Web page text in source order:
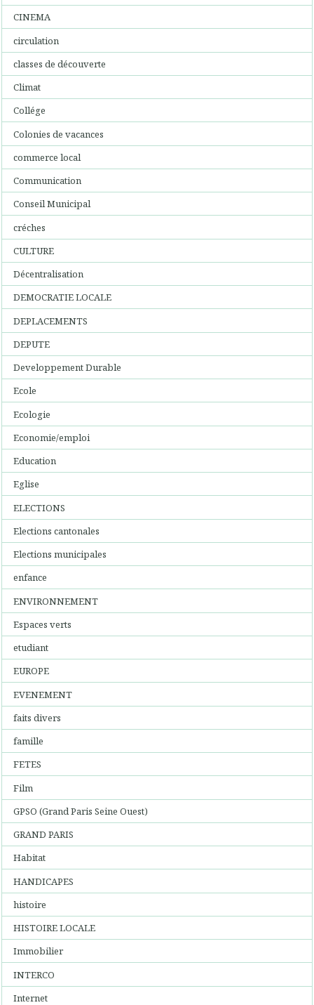
CINEMA
circulation
classes de découverte
Climat
Collége
Colonies de vacances
commerce local
Communication
Conseil Municipal
créches
CULTURE
Décentralisation
DEMOCRATIE LOCALE
DEPLACEMENTS
DEPUTE
Developpement Durable
Ecole
Ecologie
Economie/emploi
Education
Eglise
ELECTIONS
Elections cantonales
Elections municipales
enfance
ENVIRONNEMENT
Espaces verts
etudiant
EUROPE
EVENEMENT
faits divers
famille
FETES
Film
GPSO (Grand Paris Seine Ouest)
GRAND PARIS
Habitat
HANDICAPES
histoire
HISTOIRE LOCALE
Immobilier
INTERCO
Internet